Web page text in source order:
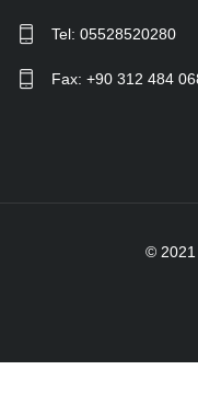
Tel: 05528520280
Fax: +90 312 484
© 2021